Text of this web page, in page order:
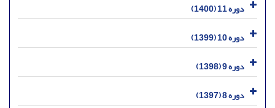
دوره 11 (1400)
دوره 10 (1399)
دوره 9 (1398)
دوره 8 (1397)